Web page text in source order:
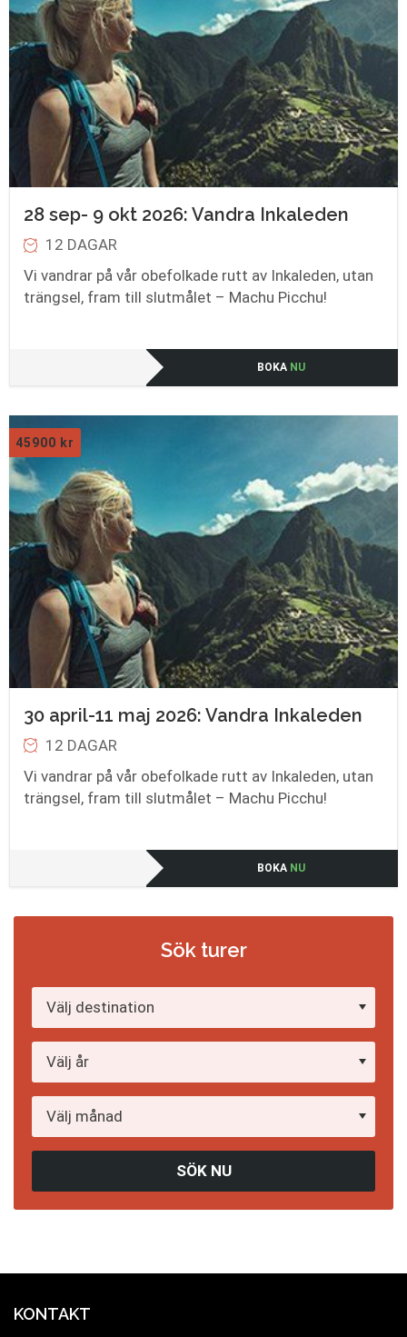
28 sep- 9 okt 2026: Vandra Inkaleden
12 DAGAR
Vi vandrar på vår obefolkade rutt av Inkaleden, utan
trängsel, fram till slutmålet – Machu Picchu!
BOKA NU
45900 kr
30 april-11 maj 2026: Vandra Inkaleden
12 DAGAR
Vi vandrar på vår obefolkade rutt av Inkaleden, utan
trängsel, fram till slutmålet – Machu Picchu!
BOKA NU
Sök turer
SÖK NU
KONTAKT